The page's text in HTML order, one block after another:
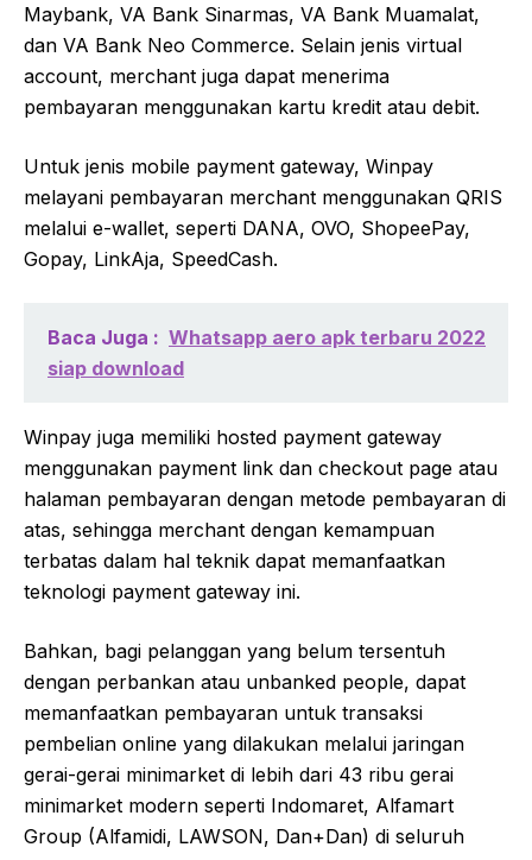
Maybank, VA Bank Sinarmas, VA Bank Muamalat,
dan VA Bank Neo Commerce. Selain jenis virtual
account, merchant juga dapat menerima
pembayaran menggunakan kartu kredit atau debit.
Untuk jenis mobile payment gateway, Winpay
melayani pembayaran merchant menggunakan QRIS
melalui e-wallet, seperti DANA, OVO, ShopeePay,
Gopay, LinkAja, SpeedCash.
Baca Juga : Whatsapp aero apk terbaru 2022
siap download
Winpay juga memiliki hosted payment gateway
menggunakan payment link dan checkout page atau
halaman pembayaran dengan metode pembayaran di
atas, sehingga merchant dengan kemampuan
terbatas dalam hal teknik dapat memanfaatkan
teknologi payment gateway ini.
Bahkan, bagi pelanggan yang belum tersentuh
dengan perbankan atau unbanked people, dapat
memanfaatkan pembayaran untuk transaksi
pembelian online yang dilakukan melalui jaringan
gerai-gerai minimarket di lebih dari 43 ribu gerai
minimarket modern seperti Indomaret, Alfamart
Group (Alfamidi, LAWSON, Dan+Dan) di seluruh